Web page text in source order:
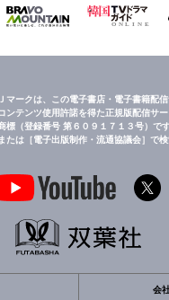
マークは、この電子書店・電子書籍配
ンテンツ使用許諾を得た正規版配信サ
標（登録番号 第６０９１７１３号）で
たは［電子出版制作・流通協議会］で検
会